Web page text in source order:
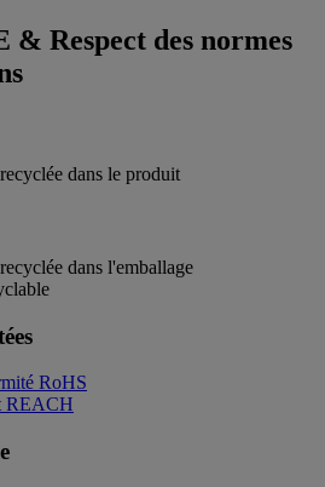
& Respect des normes
dans le produit
dans l'emballage
RoHS
REACH